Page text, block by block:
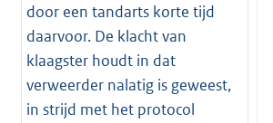
door een tandarts korte tijd
daarvoor. De klacht van
klaagster houdt in dat
verweerder nalatig is geweest,
in strijd met het protocol